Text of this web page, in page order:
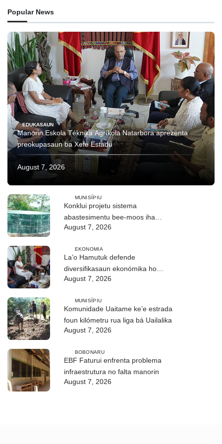
Popular News
EDUKASAUN
Manorin Eskola Téknika Agríkola Natarbora aprezenta
preokupasaun ba Xefe Estadu
August 7, 2026
MUNISÍPIU
Konklui projetu sistema
abastesimentu bee-moos iha
Lakluta, komunidade hahú asesu
August 7, 2026
EKONOMIA
La’o Hamutuk defende
diversifikasaun ekonómika ho
prioridade ba setór agrikultura
August 7, 2026
MUNISÍPIU
Komunidade Uaitame ke’e estrada
foun kilómetru rua liga bá Uailalika
August 7, 2026
BOBONARU
EBF Faturui enfrenta problema
infraestrutura no falta manorin
August 7, 2026